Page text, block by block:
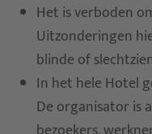
Het is verboden
Uitzonderingen
blinde of
In het hele Hotel
De organisator is